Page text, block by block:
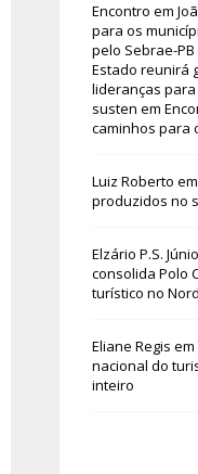
Encontro em
para os
pelo Sebrae-
Estado reunirá
lideranças
susten em
caminhos para
Luiz Roberto em
produzidos no
Elzário P.S.
consolida Polo
turístico no
Eliane Regis em
nacional do
inteiro